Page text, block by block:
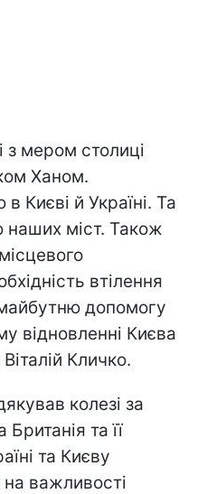
з мером столиці
Ханом.
Києві й Україні. Та
міст. Також
втілення
допомогу
відновленні Києва
Кличко.
колезі за
та її
та Києву
на важливості